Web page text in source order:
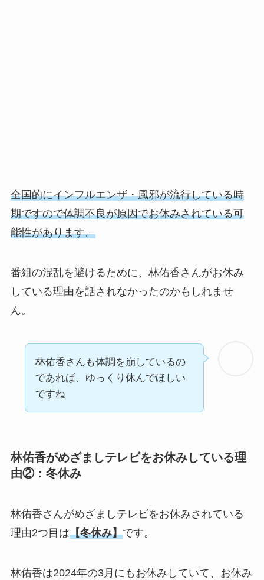
全国的にインフルエンザ・風邪が流行している時
期ですので体調不良が原因でお休みされている可
能性があります。
番組の混乱を避けるために、林佑香さんがお休み
している理由を話されなかったのかもしれませ
ん。
林佑香さんも体調を崩しているの
であれば、ゆっくり休んでほしい
ですね
林佑香がめざましテレビをお休みしている理
由②：冬休み
林佑香さんがめざましテレビをお休みされている
理由2つ目は【冬休み】です。
林佑香は2024年の3月にもお休みしていて、お休み